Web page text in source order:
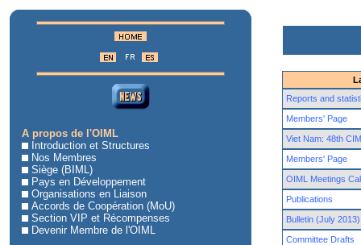
A propos de l'OIML
Introduction et Structures
Nos Membres
Siège (BIML)
Pays en Développement
Organisations en Liaison
Accords de Coopération (MoU)
Section VIP et Récompenses
Devenir Membre de l'OIML
Reports and
Members' Page
Viet Nam: 48th
Members' Page
OIML Meetings
Publications
Bulletin (July 2013)
Committee Drafts